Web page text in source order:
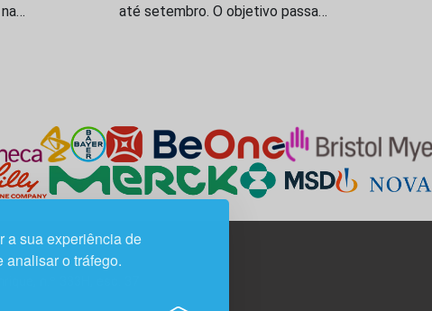
a sua experiência de
analisar o tráfego.
até setembro. O objetivo passa…